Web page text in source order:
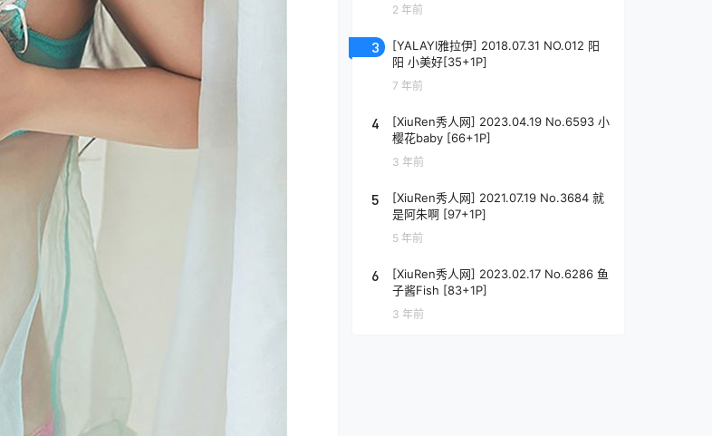
2 年前
3
[YALAYI雅拉伊] 2018.07.31 NO.012 阳
阳 小美好[35+1P]
7 年前
4
[XiuRen秀人网] 2023.04.19 No.6593 小
樱花baby [66+1P]
3 年前
5
[XiuRen秀人网] 2021.07.19 No.3684 就
是阿朱啊 [97+1P]
5 年前
6
[XiuRen秀人网] 2023.02.17 No.6286 鱼
子酱Fish [83+1P]
3 年前